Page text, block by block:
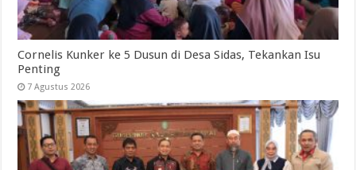
Cornelis Kunker ke 5 Dusun di Desa Sidas, Tekankan Isu
Penting
7 Agustus 2026